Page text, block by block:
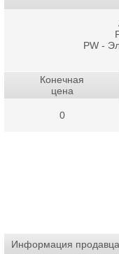
PW -
Конечная
цена
0
Информация продавца